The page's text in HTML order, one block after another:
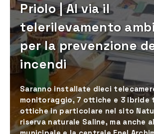
Priolo | Al via il
telerilevamento
per la prevenzione
incendi
Saranno installate dieci
monitoraggio, 7 ottiche e 3 ibride
ottiche in particolare nel sito
riserva naturale Saline, ma anche